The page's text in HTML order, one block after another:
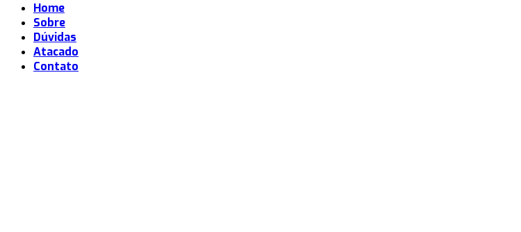
Home
Sobre
Dúvidas
Atacado
Contato